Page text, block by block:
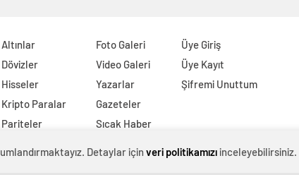
Altınlar
Dövizler
Hisseler
Kripto Paralar
Pariteler
Foto Galeri
Video Galeri
Yazarlar
Gazeteler
Sıcak Haber
Üye Giriş
Üye Kayıt
Şifremi Unuttum
Detaylar için veri politikamızıinceleyebilirsiniz.